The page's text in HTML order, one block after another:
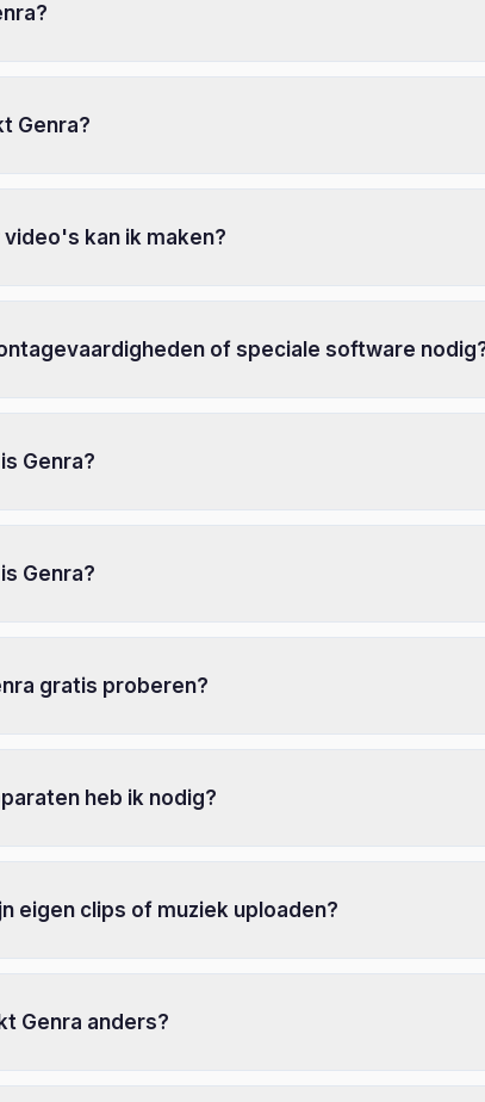
Genra?
kan ik maken?
of speciale software
Genra?
Genra?
gratis proberen?
heb ik nodig?
eigen clips of muziek uploaden?
Genra anders?